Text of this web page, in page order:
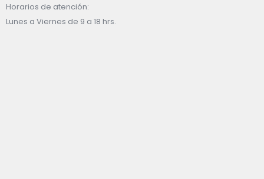
Horarios de atención:
Lunes a Viernes de 9 a 18 hrs.